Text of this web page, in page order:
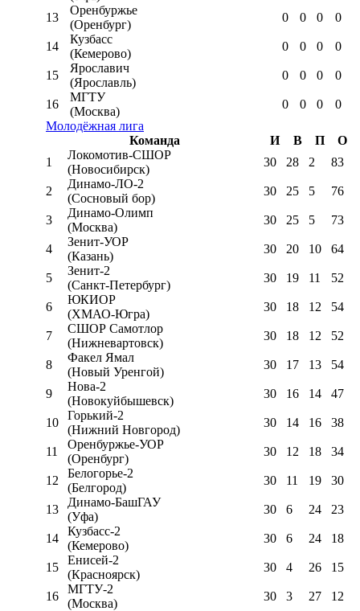
13
Оренбуржье
(Оренбург)
0 0 0 0
14
Кузбасс
(Кемерово)
0 0 0 0
15
Ярославич
(Ярославль)
0 0 0 0
16
МГТУ
(Москва)
0 0 0
0
Молодёжная лига
Команда
И В П
О
1
Локомотив-CШОР
(Новосибирск)
30 28 2 83
2
Динамо-ЛО-2
(Сосновый бор)
30 25 5 76
3
Динамо-Олимп
(Москва)
30 25 5 73
4
Зенит-УОР
(Казань)
30 20 10 64
5
Зенит-2
(Санкт-Петербург)
30 19 11 52
6
ЮКИОР
(ХМАО-Югра)
30 18 12 54
7
СШОР Самотлор
(Нижневартовск)
30 18 12 52
8
Факел Ямал
(Новый Уренгой)
30 17 13 54
9
Нова-2
(Новокуйбышевск)
30 16 14 47
10
Горький-2
(Нижний Новгород)
30 14 16 38
11
Оренбуржье-УОР
(Оренбург)
30 12 18 34
12
Белогорье-2
(Белгород)
30 11 19 30
13
Динамо-БашГАУ
(Уфа)
30 6 24 23
14
Кузбасс-2
(Кемерово)
30 6 24 18
15
Енисей-2
(Красноярск)
30 4 26 15
16
МГТУ-2
(Москва)
30 3 27 12